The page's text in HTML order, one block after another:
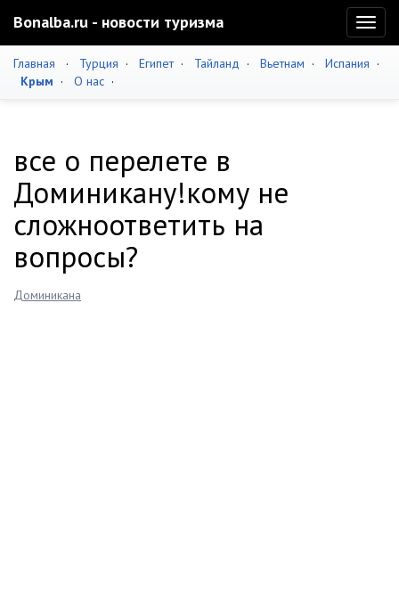
Bonalba.ru - новости туризма
Главная · Турция · Египет· Тайланд · Вьетнам · Испания ·
Крым · О нас ·
все о перелете в
Доминикану!кому не
сложноответить на
вопросы?
Доминикана